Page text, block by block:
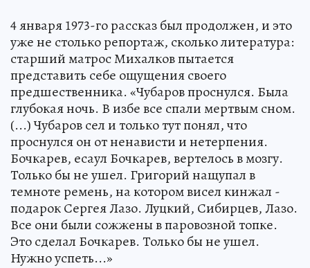
4 января 1973-го рассказ был продолжен, и это
уже не столько репортаж, сколько литература:
старший матрос Михалков пытается
представить себе ощущения своего
предшественника. «Чубаров проснулся. Была
глубокая ночь. В избе все спали мертвым сном.
(...) Чубаров сел и только тут понял, что
проснулся он от ненависти и нетерпения.
Бочкарев, есаул Бочкарев, вертелось в мозгу.
Только бы не ушел. Григорий нащупал в
темноте ремень, на котором висел кинжал -
подарок Сергея Лазо. Луцкий, Сибирцев, Лазо.
Все они были сожжены в паровозной топке.
Это сделал Бочкарев. Только бы не ушел.
Нужно успеть...»